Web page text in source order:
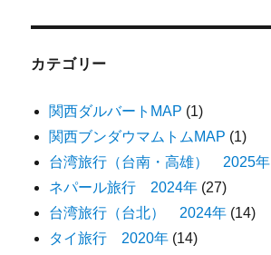
カテゴリー
関西ダルバートMAP (1)
関西ブンダウマムトムMAP (1)
台湾旅行（台南・高雄） 2025年
ネパール旅行 2024年 (27)
台湾旅行（台北） 2024年 (14)
タイ旅行 2020年 (14)